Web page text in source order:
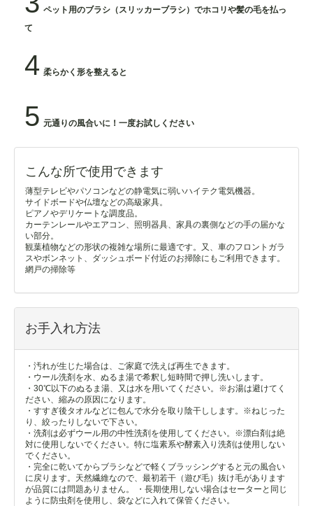
ペット用のブラシ（スリッカーブラシ）でホコリや髪の毛を払っ
て
4 柔らかく形を整えると
5 元通りの風合いに！一度お試しください
こんな所で使用できます
薄型テレビやパソコンなどの静電気に弱いハイテク電気機器。
サイドボードや仏壇などの高級家具。
ピアノやデリケートな調度品。
カーテンレールやエアコン、照明器具、家具の裏側などの手の届かな
い部分。
観葉植物などの形状の複雑な場所に最適です。又、車のフロントガラ
スやボンネット、ダッシュボード付近のお掃除にもご利用できます。
網戸の掃除等
お手入れ方法
・汚れが生じた場合は、ご家庭で洗えば再生できます。
・ウール洗剤を水、ぬるま湯で希釈し短時間で押し洗いします。
・30℃以下のぬるま湯、又は水を用いてください。※お湯は避けてく
ださい、縮みの原因になります。
・すすぎ後タオルなどに包んで水分を取り陰干しします。※ねじった
り、絞ったりしないで下さい。
・洗剤は必ずウール用の中性洗剤を使用してください。※漂白剤は絶
対に使用しないでください。特に塩素系や酵素入り洗剤は使用しない
でください。
・完全に乾いてからブラシなどで軽くブラッシングすると元の風合い
に戻ります。天然繊維なので、最初若干（遊び毛）抜け毛があります
が品質には問題ありません。 ・長期使用しない場合はセーターと同じ
ように防虫剤を使用し、袋などに入れて保管ください。